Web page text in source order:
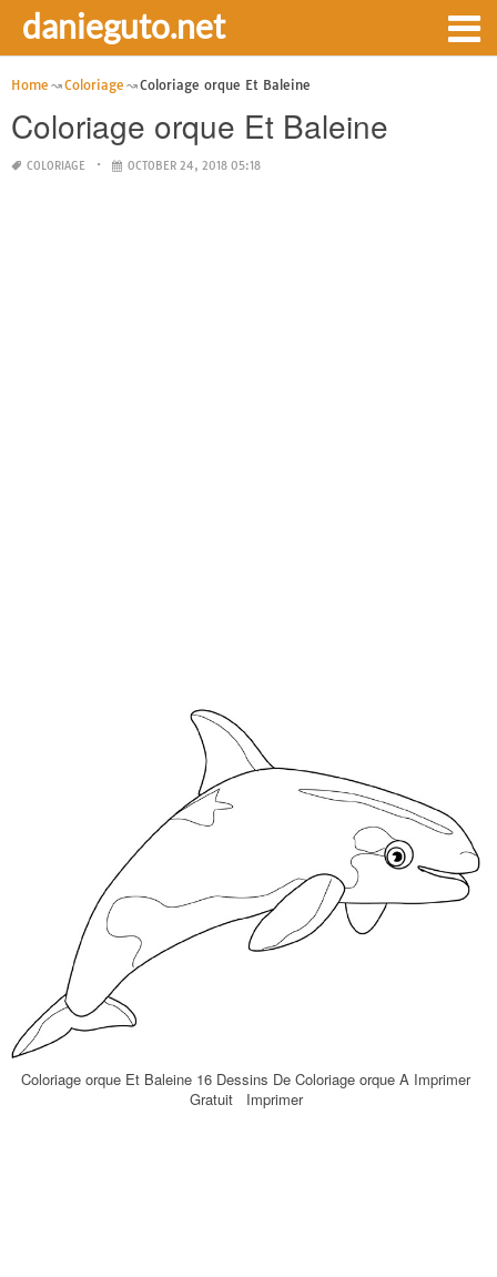
danieguto.net
Home Coloriage Coloriage orque Et Baleine
Coloriage orque Et Baleine
COLORIAGE OCTOBER 24, 2018 05:18
Coloriage orque Et Baleine 16 Dessins De Coloriage orque A Imprimer
Gratuit Imprimer